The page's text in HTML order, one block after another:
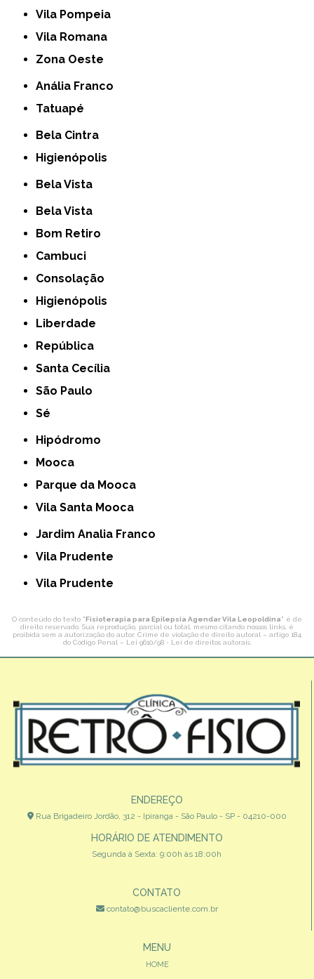
Vila Pompeia
Vila Romana
Zona Oeste
Anália Franco
Tatuapé
Bela Cintra
Higienópolis
Bela Vista
Bela Vista
Bom Retiro
Cambuci
Consolação
Higienópolis
Liberdade
República
Santa Cecília
São Paulo
Sé
Hipódromo
Mooca
Parque da Mooca
Vila Santa Mooca
Jardim Analia Franco
Vila Prudente
Vila Prudente
O conteúdo do texto "Fisioterapia para Epilepsia Agendar Vila Leopoldina" é de
direito reservado. Sua reprodução, parcial ou total, mesmo citando nossos links, é
proibida sem a autorização do autor. Crime de violação de direito autoral – artigo 184
do Código Penal – Lei 9610/98 - Lei de direitos autorais.
ENDEREÇO
Rua Brigadeiro Jordão, 312 - Ipiranga - São Paulo - SP - 04210-000
HORÁRIO DE ATENDIMENTO
Segunda à Sexta: 9:00h às 18:00h
CONTATO
contato@buscacliente.com.br
MENU
HOME